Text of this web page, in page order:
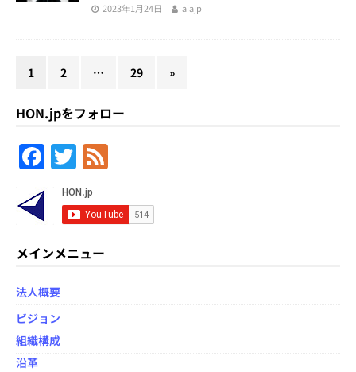
2023年1月24日 aiajp
1 2 … 29 »
HON.jpをフォロー
F
b
o
o
k
T
w
itt
er
e
d
メインメニュー
法人概要
ビジョン
組織構成
沿革